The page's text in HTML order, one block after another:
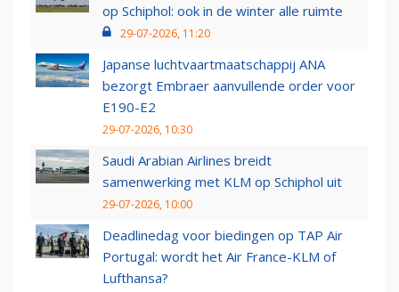
op Schiphol: ook in de winter alle ruimte
29-07-2026, 11:20
Japanse luchtvaartmaatschappij ANA
bezorgt Embraer aanvullende order voor
E190-E2
29-07-2026, 10:30
Saudi Arabian Airlines breidt
samenwerking met KLM op Schiphol uit
29-07-2026, 10:00
Deadlinedag voor biedingen op TAP Air
Portugal: wordt het Air France-KLM of
Lufthansa?